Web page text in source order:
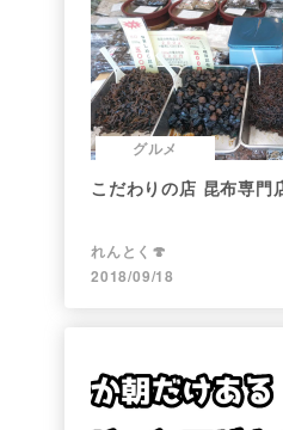
グルメ
こだわりの店 昆布専門
れんとく🍄
2018/09/18